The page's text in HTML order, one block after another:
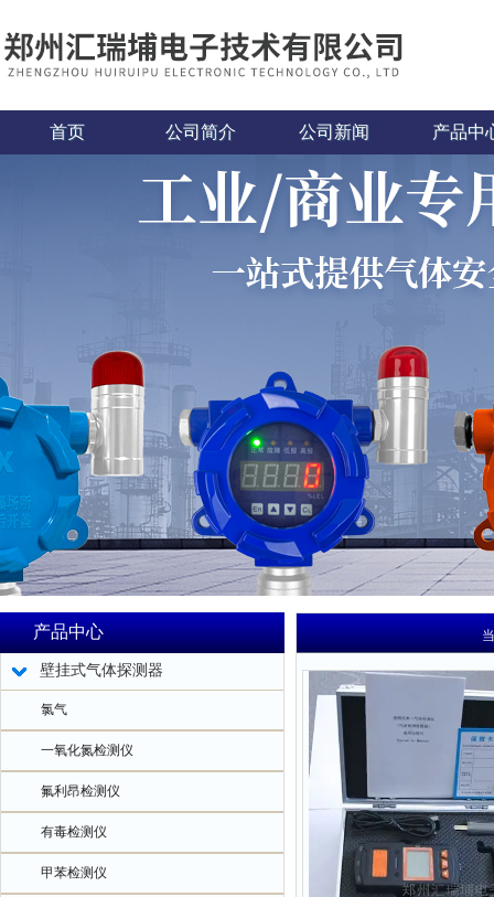
首页 公司简介 公司新闻 产品中
产品中心
壁挂式气体探测器
氯气
一氧化氮检测仪
氟利昂检测仪
有毒检测仪
甲苯检测仪